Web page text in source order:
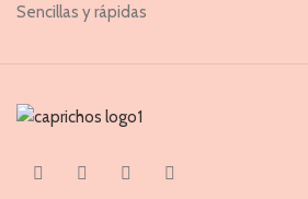
Sencillas y rápidas